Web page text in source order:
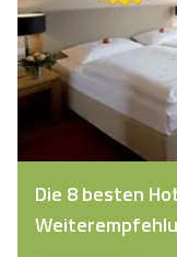
Die 8 besten